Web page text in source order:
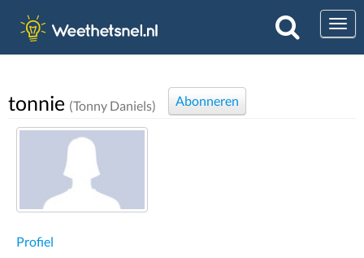
tonnie (Tonny Daniels) Abonneren
Profiel